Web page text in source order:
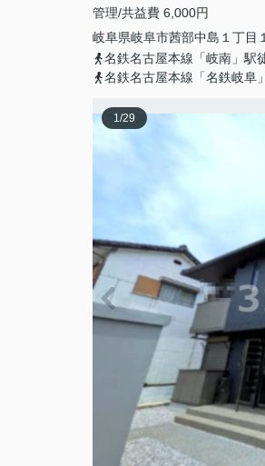
管理/共益費 6,000円
岐阜県岐阜市茜部中島 １丁目
名鉄名古屋本線「岐南」駅
名鉄名古屋本線「名鉄岐阜
1/29